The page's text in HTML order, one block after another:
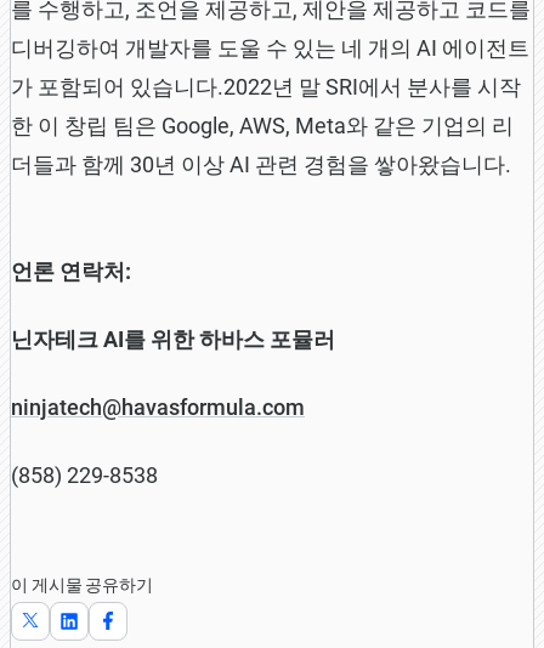
를 수행하고, 조언을 제공하고, 제안을 제공하고 코드를
디버깅하여 개발자를 도울 수 있는 네 개의 AI 에이전트
가 포함되어 있습니다.2022년 말 SRI에서 분사를 시작
한 이 창립 팀은 Google, AWS, Meta와 같은 기업의 리
더들과 함께 30년 이상 AI 관련 경험을 쌓아왔습니다.
언론 연락처:
닌자테크 AI를 위한 하바스 포뮬러
ninjatech@havasformula.com
(858) 229-8538
이 게시물 공유하기